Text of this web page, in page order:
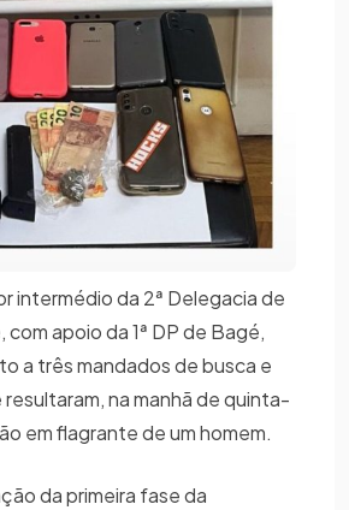
intermédio da 2ª Delegacia de
com apoio da 1ª DP de Bagé,
a três mandados de busca e
na manhã de quinta-
em flagrante de um homem.
da primeira fase da